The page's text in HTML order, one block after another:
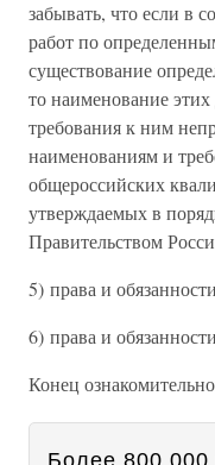
забывать, что если в
работ по
существование
то наименование
требования к ним
наименованиям и
общероссийских
утверждаемых в
Правительством
5) права и
6) права и
Конец
Более 800 000